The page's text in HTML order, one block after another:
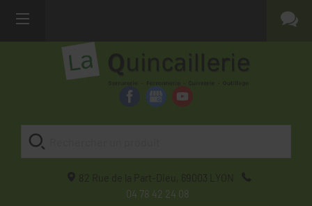
82 Rue de la Part-Dieu, 69003
LYON
04 78 42 24 08